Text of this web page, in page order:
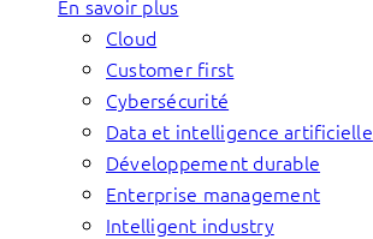
En savoir plus
Cloud
Customer first
Cybersécurité
Data et intelligence artificielle
Développement durable
Enterprise management
Intelligent industry